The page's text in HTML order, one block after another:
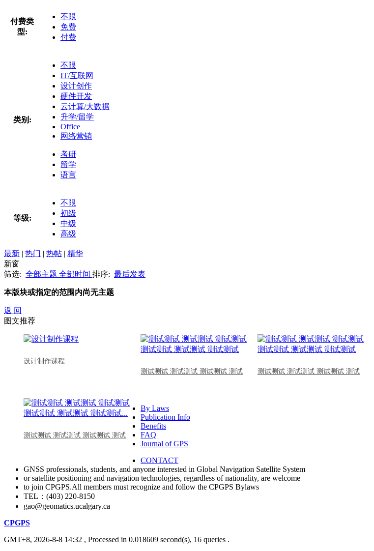
付费类
型:
不限
免费
付费
类别:
不限
IT/互联网
设计创作
硬件开发
云计算/大数据
升学/留学
Office
网络营销
考研
留学
语言
等级:
不限
初级
中级
高级
最新 | 热门 | 热帖 | 精华
新窗
筛选: 全部主题 全部时间 排序: 最后发表
本版块或指定的范围内尚无主题
返 回
图文推荐
设计制作课程
测试测试 测试测试 测试测试 测试
测试测试 测试测试 测试测试 测试
测试测试 测试测试 测试测试 测试
By Laws
Publication Info
Benefits
FAQ
Journal of GPS
CONTACT
GNSS professionals, students, and anyone interested in Global Navigation Satellite System
or satellite positioning and navigation technologies, regardless of nationality, are welcome
to join CPGPS.All members must recognize and follow the CPGPS Bylaws
TEL：(403) 220-8150
gao@geomatics.ucalgary.ca
CPGPS
GMT+8, 2026-8-8 14:32 , Processed in 0.018609 second(s), 16 queries .